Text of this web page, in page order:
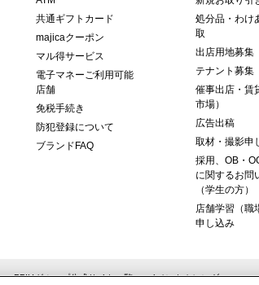
共通ギフトカード
majicaクーポン
マル得サービス
電子マネーご利用可能
店舗
免税手続き
防犯登録について
ブランドFAQ
処分品・わけ
取
出店用地募集
テナント募集
催事出店・賃
市場）
広告出稿
取材・撮影申
採用、OB・
に関するお問
（学生の方）
店舗学習（職
申し込み
PPIHグループ公式サイト一覧 イベントカレンダー